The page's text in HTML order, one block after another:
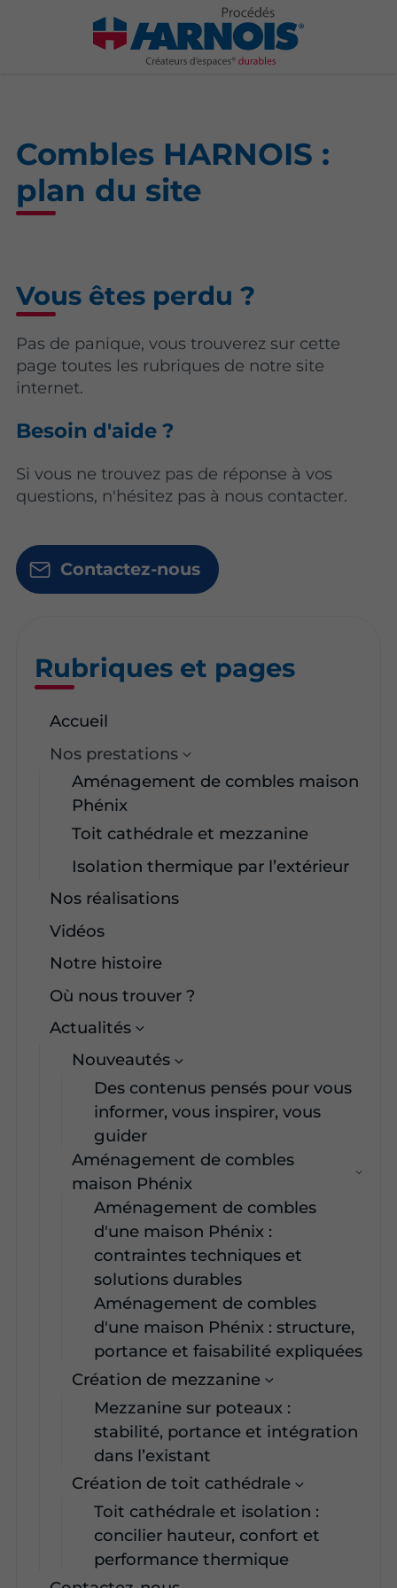
Combles HARNOIS :
plan du site
Vous êtes perdu ?
Pas de panique, vous trouverez sur cette
page toutes les rubriques de notre site
internet.​​
Besoin d'aide ?
Si vous ne trouvez pas de réponse à vos
questions, n'hésitez pas à nous contacter.
Contactez-nous
Rubriques et pages
Accueil
Nos prestations
Aménagement de combles maison
Phénix
Toit cathédrale et mezzanine
Isolation thermique par l’extérieur
Nos réalisations
Vidéos
Notre histoire
Où nous trouver ?
Actualités
Nouveautés
Des contenus pensés pour vous
informer, vous inspirer, vous
guider
Aménagement de combles
maison Phénix
Aménagement de combles
d'une maison Phénix :
contraintes techniques et
solutions durables
Aménagement de combles
d'une maison Phénix : structure,
portance et faisabilité expliquées
Création de mezzanine
Mezzanine sur poteaux :
stabilité, portance et intégration
dans l’existant
Création de toit cathédrale
Toit cathédrale et isolation :
concilier hauteur, confort et
performance thermique